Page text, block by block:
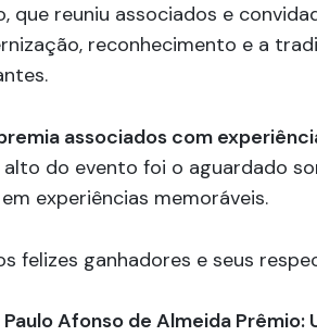
que reuniu associados e
reconhecimento e a
associados com
do evento foi o aguardado
experiências memoráveis.
felizes ganhadores e seus
Paulo Afonso de Almeida